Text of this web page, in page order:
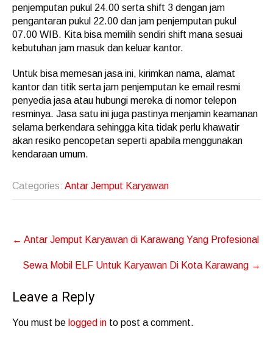
penjemputan pukul 24.00 serta shift 3 dengan jam
pengantaran pukul 22.00 dan jam penjemputan pukul
07.00 WIB. Kita bisa memilih sendiri shift mana sesuai
kebutuhan jam masuk dan keluar kantor.
Untuk bisa memesan jasa ini, kirimkan nama, alamat
kantor dan titik serta jam penjemputan ke email resmi
penyedia jasa atau hubungi mereka di nomor telepon
resminya. Jasa satu ini juga pastinya menjamin keamanan
selama berkendara sehingga kita tidak perlu khawatir
akan resiko pencopetan seperti apabila menggunakan
kendaraan umum.
Categories: Antar Jemput Karyawan
Post
navigation
← Antar Jemput Karyawan di Karawang Yang Profesional
Sewa Mobil ELF Untuk Karyawan Di Kota Karawang →
Leave a Reply
You must be logged in to post a comment.